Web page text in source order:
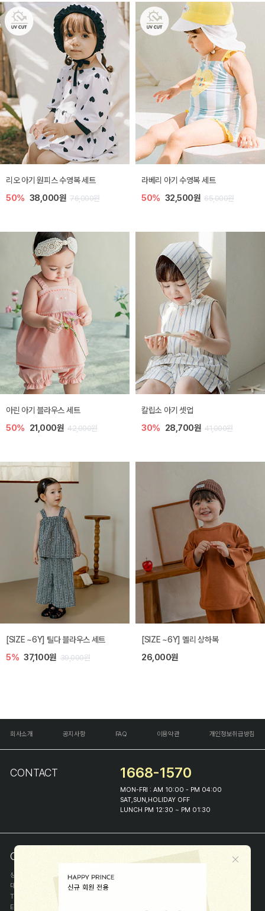
리오 아기 원피스 수영복 세트
50% 38,000원 76,000원
라베리 아기 수영복 세트
50% 32,500원 65,000원
아린 아기 블라우스 세트
50% 21,000원 42,000원
칼립소 아기 셋업
30% 28,700원 41,000원
[SIZE ~6Y] 틸다 블라우스 세트
5% 37,100원 39,000원
[SIZE ~6Y] 멜리 상하복
26,000원
회사소개 공지사항 FAQ 이용약관 개인정보취급방침
CONTACT 1668-1570
MON-FRI : AM 10:00 - PM 04:00
SAT,SUN,HOLIDAY OFF
LUNCH PM 12:30 ~ PM 01:30
COMPANY INFO
상호
(주)해피프린스
대표
이화진
TEL
E-MAIL